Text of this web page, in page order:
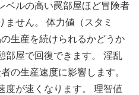
ベルの高い罠部屋ほど冒険者
ません。 体力値（スタミ
生産を続けられるかどうか
部屋で回復できます。 淫乱
の生産速度に影響します。
度が速くなります。 理智値